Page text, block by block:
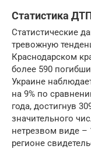
Статистика
Статистические
тревожную
Краснодарском
более 590
Украине
на 9% по
года, достигнув
значительного
нетрезвом виде –
регионе